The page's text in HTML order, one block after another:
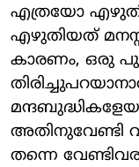
എത്രയോ
എഴുതിയത്
കാരണം, ഒരു
മന്ദബുദ്ധികളേയും
അതിനുവേണ്ടി
തന്നെ